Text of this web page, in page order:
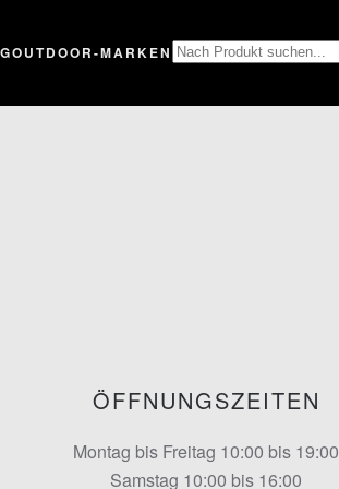
OUTDOOR-MARKEN
ÖFFNUNGSZEITEN
Montag bis Freitag 10:00 bis 19:00
Samstag 10:00 bis 16:00